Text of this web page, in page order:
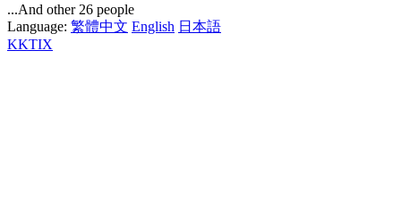
...And other 26 people
Language: 繁體中文 English 日本語
KKTIX